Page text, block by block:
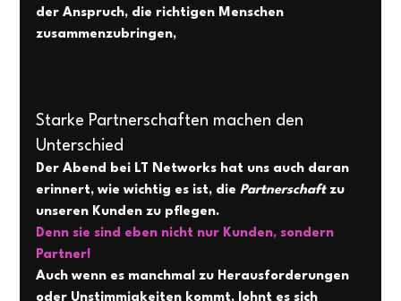
der Anspruch, die richtigen Menschen
zusammenzubringen,
Starke Partnerschaften machen den
Unterschied
Der Abend bei LT Networks hat uns auch daran
erinnert, wie wichtig es ist, die Partnerschaft zu
unseren Kunden zu pflegen.
Denn sie sind eben nicht nur Kunden, sondern
Partner!
Auch wenn es manchmal zu Herausforderungen
oder Unstimmigkeiten kommt, lohnt es sich